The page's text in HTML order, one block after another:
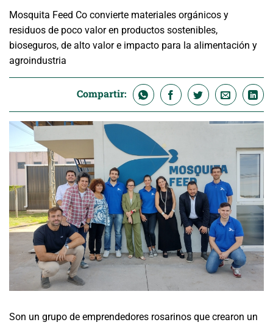
Mosquita Feed Co convierte materiales orgánicos y
residuos de poco valor en productos sostenibles,
bioseguros, de alto valor e impacto para la alimentación y
agroindustria
Compartir:
Son un grupo de emprendedores rosarinos que crearon un